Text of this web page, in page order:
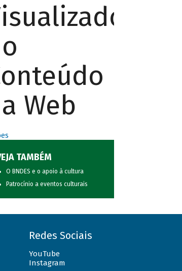
Web
TAMBÉM
O BNDES e o apoio à cultura
Patrocínio a eventos culturais
Redes Sociais
YouTube
Instagram